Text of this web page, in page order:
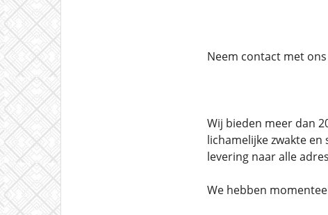
Neem contact met
Wij bieden meer dan
lichamelijke zwakte
levering naar alle
We hebben